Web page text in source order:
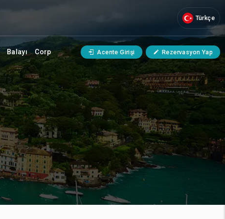
Türkçe
Balayı Corp Acente Girişi Rezervasyon Yap